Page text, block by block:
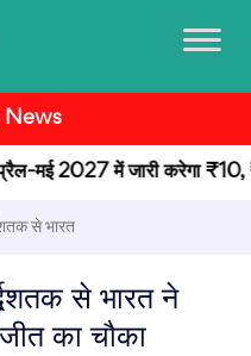
News
2027 में जारी करेगा ₹10, ₹20
से भारत
से भारत ने
का चौका